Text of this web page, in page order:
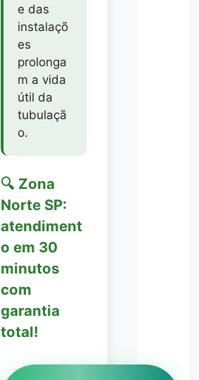
e das
instalaçõ
es
prolonga
m a vida
útil da
tubulaçã
o.
🔍 Zona
Norte SP:
atendiment
o em 30
minutos
com
garantia
total!